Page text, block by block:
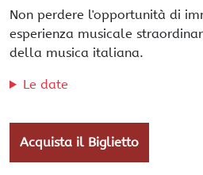
Non perdere l'opportunità di
esperienza musicale
della musica italiana.
Le date
Acquista il Biglietto